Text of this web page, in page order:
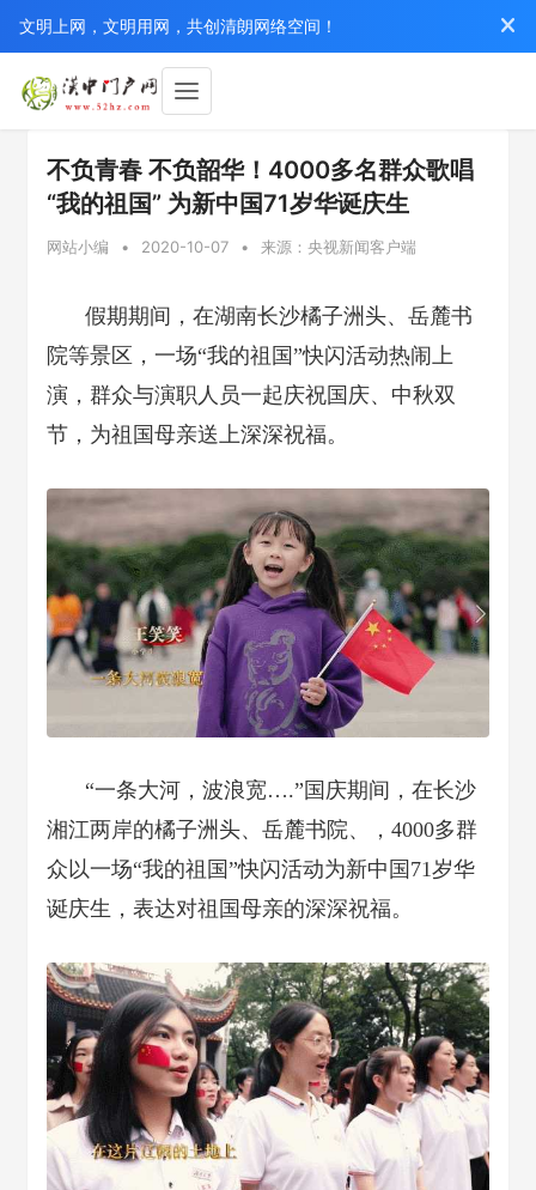
文明上网，文明用网，共创清朗网络空间！
不负青春 不负韶华！4000多名群众歌唱
“我的祖国” 为新中国71岁华诞庆生
网站小编 • 2020-10-07 • 来源：央视新闻客户端
假期期间，在湖南长沙橘子洲头、岳麓书
院等景区，一场“我的祖国”快闪活动热闹上
演，群众与演职人员一起庆祝国庆、中秋双
节，为祖国母亲送上深深祝福。
“一条大河，波浪宽….”国庆期间，在长沙
湘江两岸的橘子洲头、岳麓书院、，4000多群
众以一场“我的祖国”快闪活动为新中国71岁华
诞庆生，表达对祖国母亲的深深祝福。